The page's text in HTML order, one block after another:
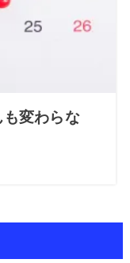
変わらな